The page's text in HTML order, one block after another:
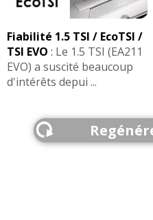
Fiabilité 1.5 TSI / EcoTSI /
TSI EVO : Le 1.5 TSI (EA211
EVO) a suscité beaucoup
d'intérêts depui ...